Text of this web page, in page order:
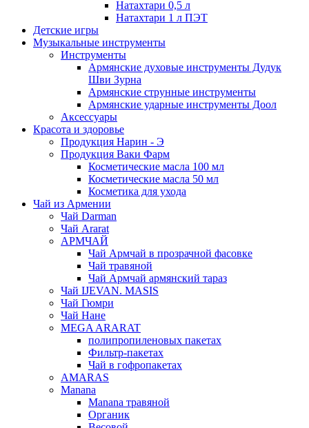
Натахтари 0,5 л
Натахтари 1 л ПЭТ
Детские игры
Музыкальные инструменты
Инструменты
Армянские духовые инструменты Дудук
Шви Зурна
Армянские струнные инструменты
Армянские ударные инструменты Доол
Аксессуары
Красота и здоровье
Продукция Нарин - Э
Продукция Ваки Фарм
Косметические масла 100 мл
Косметические масла 50 мл
Косметика для ухода
Чай из Армении
Чай Darman
Чай Ararat
АРМЧАЙ
Чай Армчай в прозрачной фасовке
Чай травяной
Чай Армчай армянский тараз
Чай IJEVAN. MASIS
Чай Гюмри
Чай Нане
MEGA ARARAT
полипропиленовых пакетах
Фильтр-пакетах
Чай в гофропакетах
AMARAS
Manana
Manana травяной
Органик